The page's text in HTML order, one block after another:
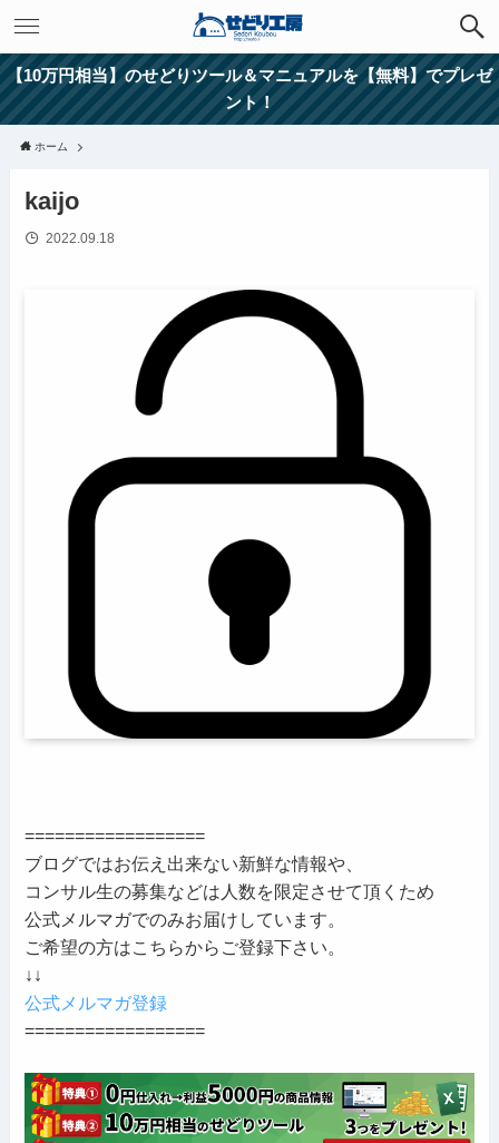
【10万円相当】のせどりツール＆マニュアルを【無料】でプレゼ
ント！
ホーム
kaijo
2022.09.18
==================
ブログではお伝え出来ない新鮮な情報や、
コンサル生の募集などは人数を限定させて頂くため
公式メルマガでのみお届けしています。
ご希望の方はこちらからご登録下さい。
↓↓
公式メルマガ登録
==================